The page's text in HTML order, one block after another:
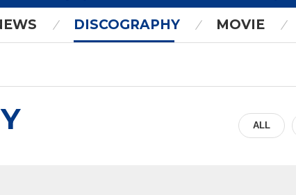
DISCOGRAPHY MOVIE
ALL